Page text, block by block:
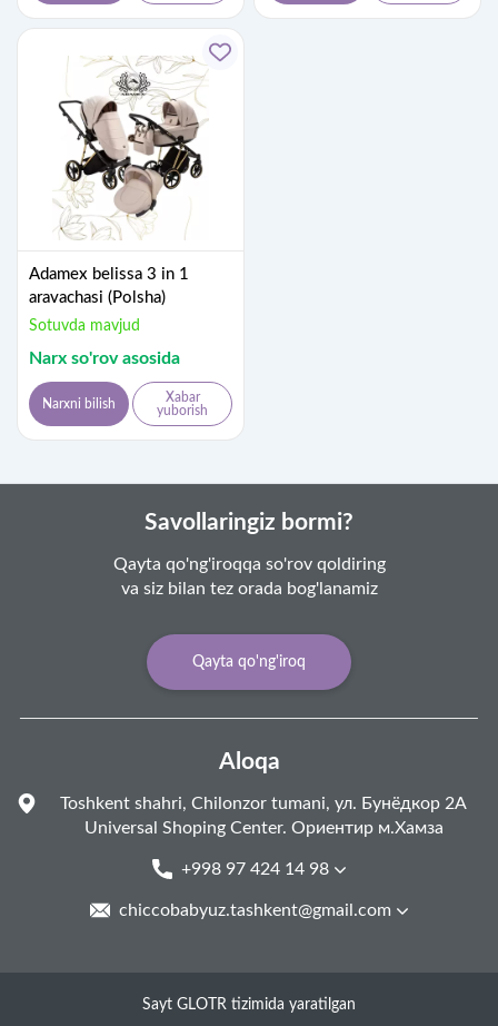
Adamex belissa 3 in 1
aravachasi (Polsha)
Sotuvda mavjud
Narx so'rov asosida
Narxni bilish
Xabar
yuborish
Savollaringiz bormi?
Qayta qo'ng'iroqqa so'rov qoldiring
va siz bilan tez orada bog'lanamiz
Qayta qo'ng'iroq
Aloqa
Toshkent shahri, Chilonzor tumani, ул. Бунёдкор 2А
Universal Shoping Center. Ориентир м.Хамза
+998 97 424 14 98
chiccobabyuz.tashkent@gmail.com
Sayt GLOTR tizimida yaratilgan